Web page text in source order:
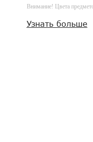
Внимание! Цвета
Узнать больше